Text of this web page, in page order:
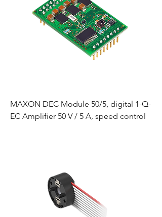
MAXON DEC Module 50/5, digital 1-Q-
EC Amplifier 50 V / 5 A, speed control